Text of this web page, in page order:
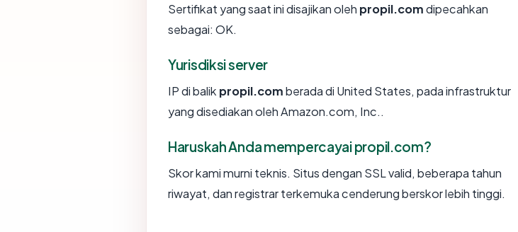
Sertifikat yang saat ini disajikan oleh propil.comdipecahkan
sebagai: OK.
Yurisdiksi server
IP di balik propil.comberada di United States, pada infrastruktur
yang disediakan oleh Amazon.com, Inc..
Haruskah Anda mempercayai propil.com?
Skor kami murni teknis. Situs dengan SSL valid, beberapa tahun
riwayat, dan registrar terkemuka cenderung berskor lebih tinggi.